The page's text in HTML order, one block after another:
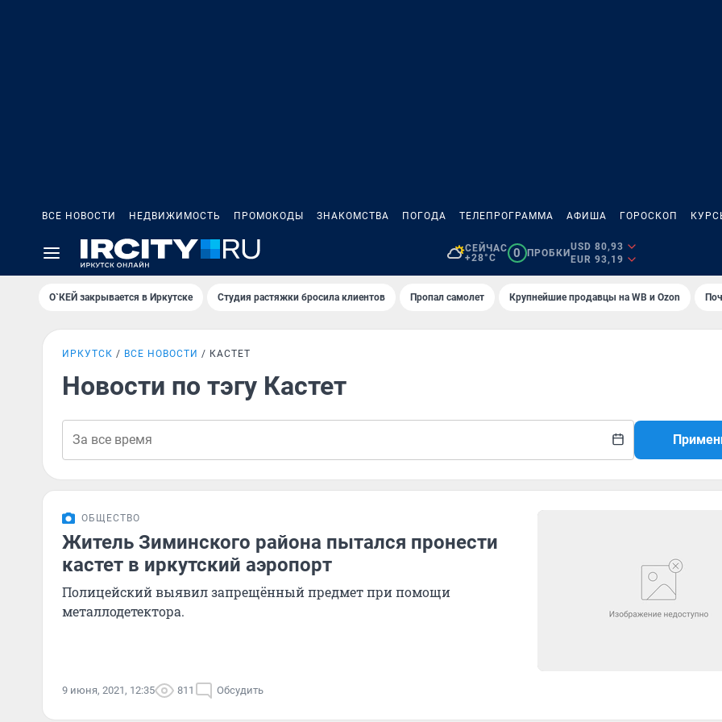
ВСЕ НОВОСТИ НЕДВИЖИМОСТЬ ПРОМОКОДЫ ЗНАКОМСТВА ПОГОДА ТЕЛЕПРОГРАММА АФИША ГОРОСКОП
СЕЙЧАС
+28°C
0 ПРОБКИ
USD 80,93
EUR 93,19
О`КЕЙ закрывается в Иркутске Студия растяжки бросила клиентов Пропал самолет Крупнейшие продавцы на WB и Ozon
ИРКУТСК ВСЕ НОВОСТИ КАСТЕТ
Новости по тэгу Кастет
ОБЩЕСТВО
Житель Зиминского района пытался пронести
кастет в иркутский аэропорт
Полицейский выявил запрещённый предмет при помощи
металлодетектора.
9 июня, 2021, 12:35 811 Обсудить